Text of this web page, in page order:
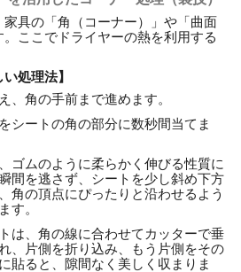
具の「角（コーナー）」や「曲面
。ここでドライヤーの熱を利用する
処理法】
、角の手前まで進めます。
シートの角の部分に数秒間当てま
ゴムのように柔らかく伸びる性質に
間を逃さず、シートを少し斜め下方
角の頂点にぴったりと沿わせるよう
す。
は、角の線に合わせてカッターで垂
、片側を折り込み、もう片側をその
貼ると、隙間なく美しく収まりま